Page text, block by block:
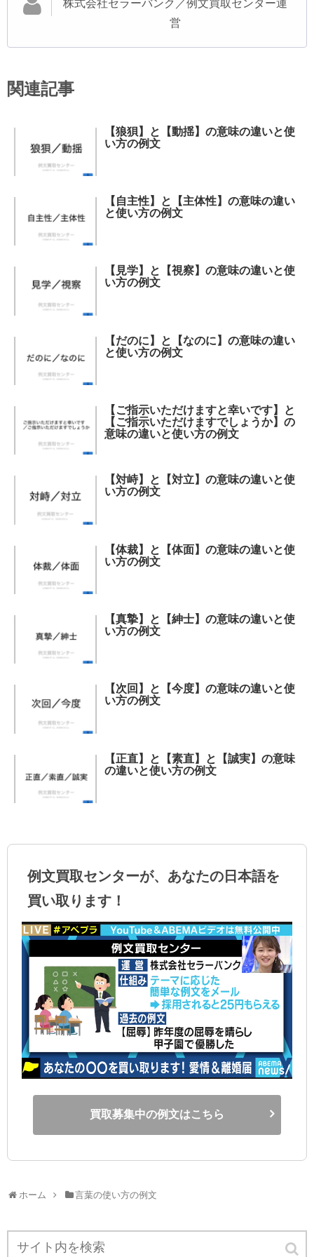
株式会社セラーバンク／例文買取センター運
営
関連記事
【狼狽】と【動揺】の意味の違いと使
い方の例文
【自主性】と【主体性】の意味の違い
と使い方の例文
【見学】と【視察】の意味の違いと使
い方の例文
【だのに】と【なのに】の意味の違い
と使い方の例文
【ご指示いただけますと幸いです】と
【ご指示いただけますでしょうか】の
意味の違いと使い方の例文
【対峙】と【対立】の意味の違いと使
い方の例文
【体裁】と【体面】の意味の違いと使
い方の例文
【真摯】と【紳士】の意味の違いと使
い方の例文
【次回】と【今度】の意味の違いと使
い方の例文
【正直】と【素直】と【誠実】の意味
の違いと使い方の例文
例文買取センターが、あなたの日本語を
買い取ります！
買取募集中の例文はこちら
ホーム 言葉の使い方の例文